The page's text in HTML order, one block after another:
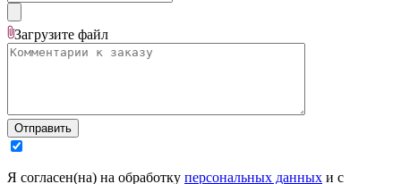
Загрузите файл
Отправить
Я согласен(на) на обработку персональных данных и с